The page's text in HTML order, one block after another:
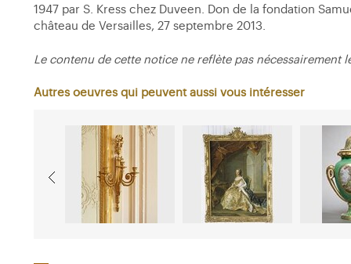
1947 par S. Kress chez Duveen. Don de la fondation
château de Versailles, 27 septembre 2013.
Le contenu de cette notice ne reflète pas nécessairement
Autres oeuvres qui peuvent aussi vous intéresser